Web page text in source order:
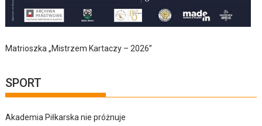
Matrioszka „Mistrzem Kartaczy – 2026”
SPORT
Akademia Piłkarska nie próżnuje